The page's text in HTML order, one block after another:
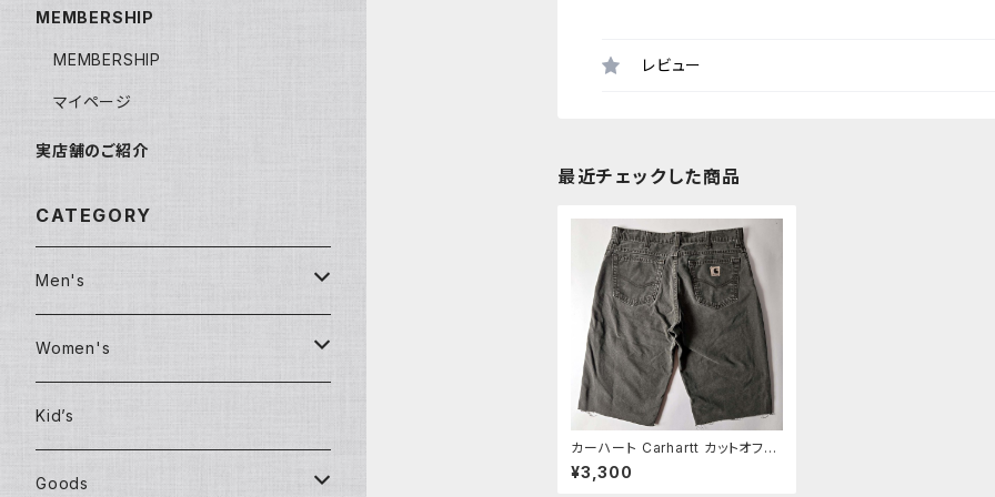
レビュー
最近チェックした商品
カーハート Carhartt カットオフデ
ニムショーツ ハーフパンツ W36
フェードブラック m0618-22
¥3,300
MEMBERSHIP
MEMBERSHIP
マイページ
実店舗のご紹介
CATEGORY
Men's
Clothing
T-shirt
Shirt
Women's
Clothing
Jackets
Kid’s
Goods